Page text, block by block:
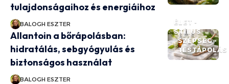
tulajdonságaihoz és energiáihoz
BALOGH ESZTER
ÉLET -
STÍLUS
SZÉPSÉG -
TESTÁPOLÁS
Allantoin a bőrápolásban:
hidratálás, sebgyógyulás és
biztonságos használat
BALOGH ESZTER